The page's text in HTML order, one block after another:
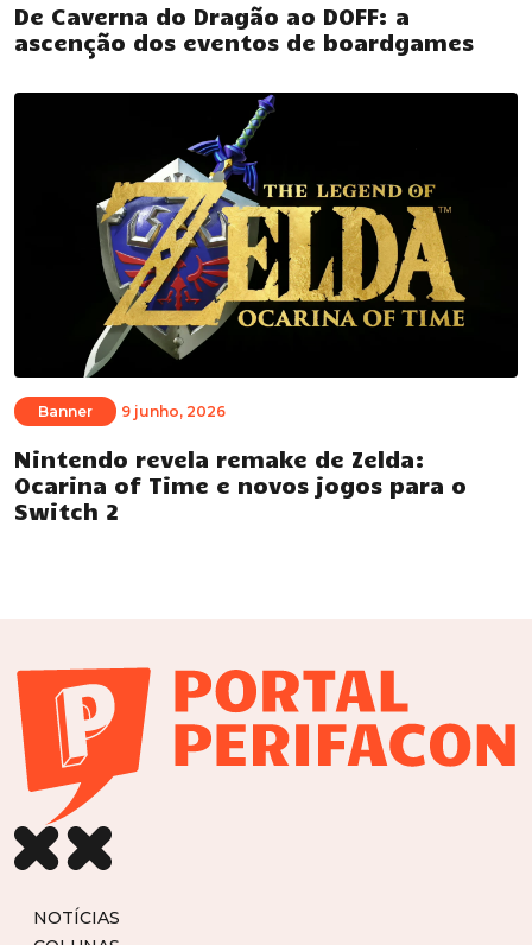
De Caverna do Dragão ao DOFF: a
ascenção dos eventos de boardgames
Banner 9 junho, 2026
Nintendo revela remake de Zelda:
Ocarina of Time e novos jogos para o
Switch 2
NOTÍCIAS